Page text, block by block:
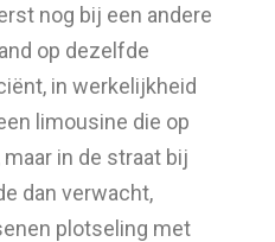
nog bij een andere
op dezelfde
in werkelijkheid
limousine die op
in de straat bij
dan verwacht,
plotseling met